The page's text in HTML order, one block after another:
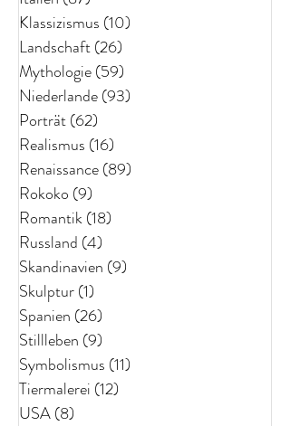
Klassizismus (10)
Landschaft(26)
Mythologie(59)
Niederlande(93)
Porträt(62)
Realismus (16)
Renaissance(89)
Rokoko (9)
Romantik(18)
Russland (4)
Skandinavien (9)
Skulptur(1)
Spanien (26)
Stillleben (9)
Symbolismus (11)
Tiermalerei (12)
USA(8)